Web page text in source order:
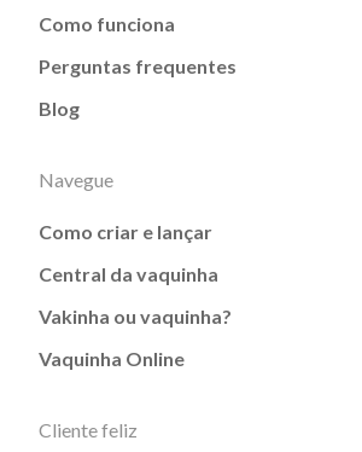
Como funciona
Perguntas frequentes
Blog
Navegue
Como criar e lançar
Central da vaquinha
Vakinha ou vaquinha?
Vaquinha Online
Cliente feliz